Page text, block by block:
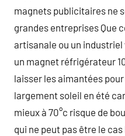
magnets publicitaires ne
grandes entreprises Que
artisanale ou un
un magnet réfrigérateur
laisser les aimantées
largement soleil en été
mieux à 70°c risque de
qui ne peut pas être le